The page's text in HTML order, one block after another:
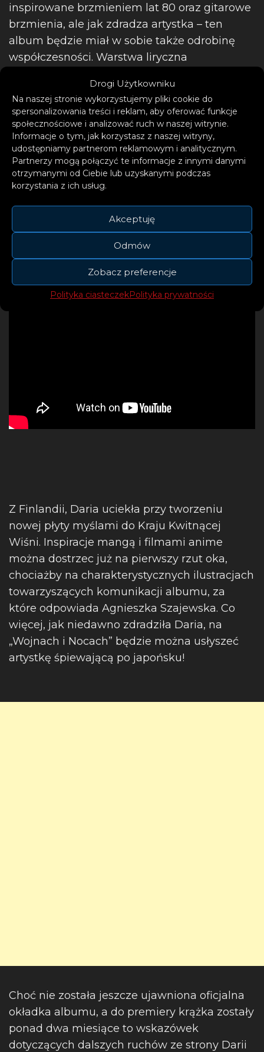
Drogi Użytkowniku
Na naszej stronie wykorzystujemy pliki cookie do
spersonalizowania treści i reklam, aby oferować funkcje
społecznościowe i analizować ruch w naszej witrynie.
Informacje o tym, jak korzystasz z naszej witryny,
udostępniamy partnerom reklamowym i analitycznym.
Partnerzy mogą połączyć te informacje z innymi danymi
otrzymanymi od Ciebie lub uzyskanymi podczas
korzystania z ich usług.
Akceptuję
Odmów
Zobacz preferencje
Polityka ciasteczekPolityka prywatności
inspirowane brzmieniem lat 80 oraz gitarowe
brzmienia, ale jak zdradza artystka – ten
album będzie miał w sobie także odrobinę
współczesności. Warstwa liryczna
Z Finlandii, Daria uciekła przy tworzeniu
nowej płyty myślami do Kraju Kwitnącej
Wiśni. Inspiracje mangą i filmami anime
można dostrzec już na pierwszy rzut oka,
chociażby na charakterystycznych ilustracjach
towarzyszących komunikacji albumu, za
które odpowiada Agnieszka Szajewska. Co
więcej, jak niedawno zdradziła Daria, na
„Wojnach i Nocach” będzie można usłyszeć
artystkę śpiewającą po japońsku!
Choć nie została jeszcze ujawniona oficjalna
okładka albumu, a do premiery krążka zostały
ponad dwa miesiące to wskazówek
dotyczących dalszych ruchów ze strony Darii